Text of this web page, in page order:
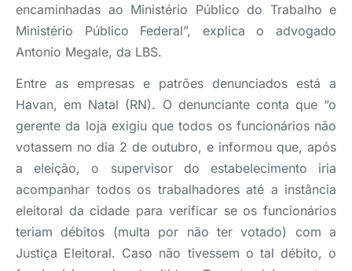
encaminhadas ao Ministério Público do Trabalho e
Ministério Público Federal”, explica o advogado
Antonio Megale, da LBS.
Entre as empresas e patrões denunciados está a
Havan, em Natal (RN). O denunciante conta que “o
gerente da loja exigiu que todos os funcionários não
votassem no dia 2 de outubro, e informou que, após
a eleição, o supervisor do estabelecimento iria
acompanhar todos os trabalhadores até a instância
eleitoral da cidade para verificar se os funcionários
teriam débitos (multa por não ter votado) com a
Justiça Eleitoral. Caso não tivessem o tal débito, o